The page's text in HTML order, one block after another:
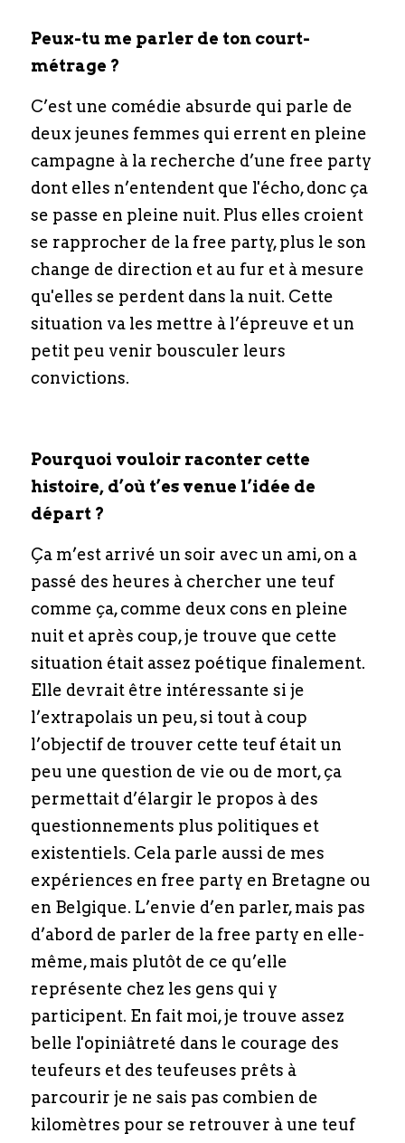
Peux-tu me parler de ton court-
métrage ?
C’est une comédie absurde qui parle de
deux jeunes femmes qui errent en pleine
campagne à la recherche d’une free party
dont elles n’entendent que l'écho, donc ça
se passe en pleine nuit. Plus elles croient
se rapprocher de la free party, plus le son
change de direction et au fur et à mesure
qu'elles se perdent dans la nuit. Cette
situation va les mettre à l’épreuve et un
petit peu venir bousculer leurs
convictions.
Pourquoi vouloir raconter cette
histoire, d’où t’es venue l’idée de
départ ?
Ça m’est arrivé un soir avec un ami, on a
passé des heures à chercher une teuf
comme ça, comme deux cons en pleine
nuit et après coup, je trouve que cette
situation était assez poétique finalement.
Elle devrait être intéressante si je
l’extrapolais un peu, si tout à coup
l’objectif de trouver cette teuf était un
peu une question de vie ou de mort, ça
permettait d’élargir le propos à des
questionnements plus politiques et
existentiels. Cela parle aussi de mes
expériences en free party en Bretagne ou
en Belgique. L’envie d’en parler, mais pas
d’abord de parler de la free party en elle-
même, mais plutôt de ce qu’elle
représente chez les gens qui y
participent. En fait moi, je trouve assez
belle l'opiniâtreté dans le courage des
teufeurs et des teufeuses prêts à
parcourir je ne sais pas combien de
kilomètres pour se retrouver à une teuf